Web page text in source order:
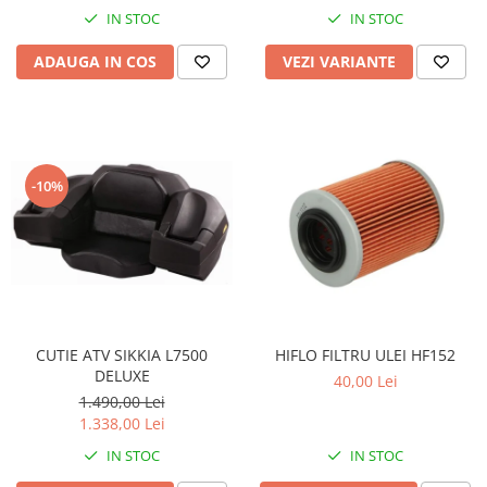
Fuzete
Simering
Surub Bascula
Telescoape
Alimentare, Admisie & Evacuare
Carburator
Filtre aer
FILTRU BENZINA
Injectoare
IN STOC
ADAUGA IN COS
IN STOC
VEZI VARIANTE
-10%
CUTIE ATV SIKKIA L7500
DELUXE
1.490,00 Lei
1.338,00 Lei
IN STOC
HIFLO FILTRU ULEI HF152
40,00 Lei
IN STOC